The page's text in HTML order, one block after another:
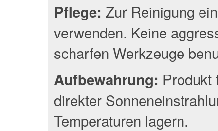
Pflege: Zur Reinigung
verwenden. Keine
scharfen Werkzeuge
Aufbewahrung: Produkt
direkter
Temperaturen lagern.